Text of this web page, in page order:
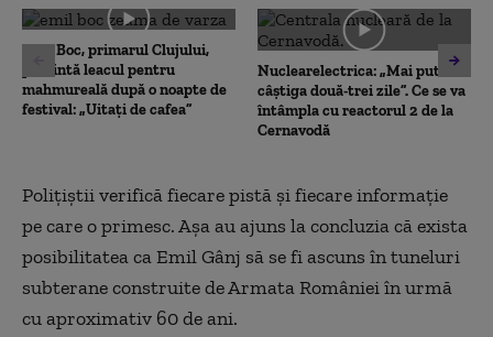
0
seconds
Emil Boc, primarul Clujului,
prezintă leacul pentru
mahmureală după o noapte de
festival: „Uitați de cafea”
Nuclearelectrica: „Mai putem
câștiga două-trei zile”. Ce se va
întâmpla cu reactorul 2 de la
Cernavodă
Polițiștii verifică fiecare pistă și fiecare informație
pe care o primesc. Așa au ajuns la concluzia că exista
posibilitatea ca Emil Gânj să se fi ascuns în tuneluri
subterane construite de Armata României în urmă
cu aproximativ 60 de ani.